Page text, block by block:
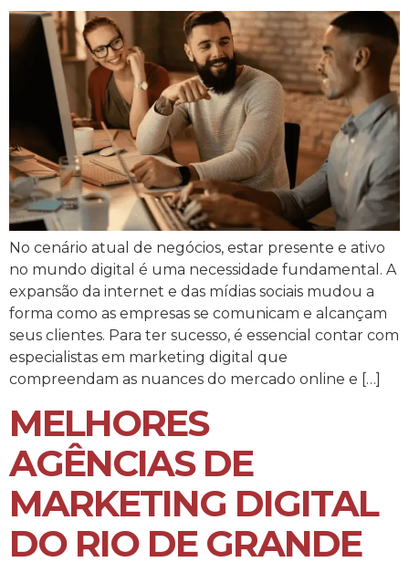
No cenário atual de negócios, estar presente e ativo
no mundo digital é uma necessidade fundamental. A
expansão da internet e das mídias sociais mudou a
forma como as empresas se comunicam e alcançam
seus clientes. Para ter sucesso, é essencial contar com
especialistas em marketing digital que
compreendam as nuances do mercado online e […]
MELHORES
AGÊNCIAS DE
MARKETING DIGITAL
DO RIO DE GRANDE